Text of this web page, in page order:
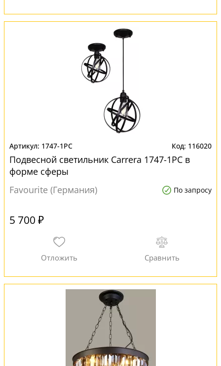
1747-1PC 116020
Подвесной светильник Carrera 1747-1PC в
форме сферы
Favourite (Германия)
По запросу
5 700 ₽